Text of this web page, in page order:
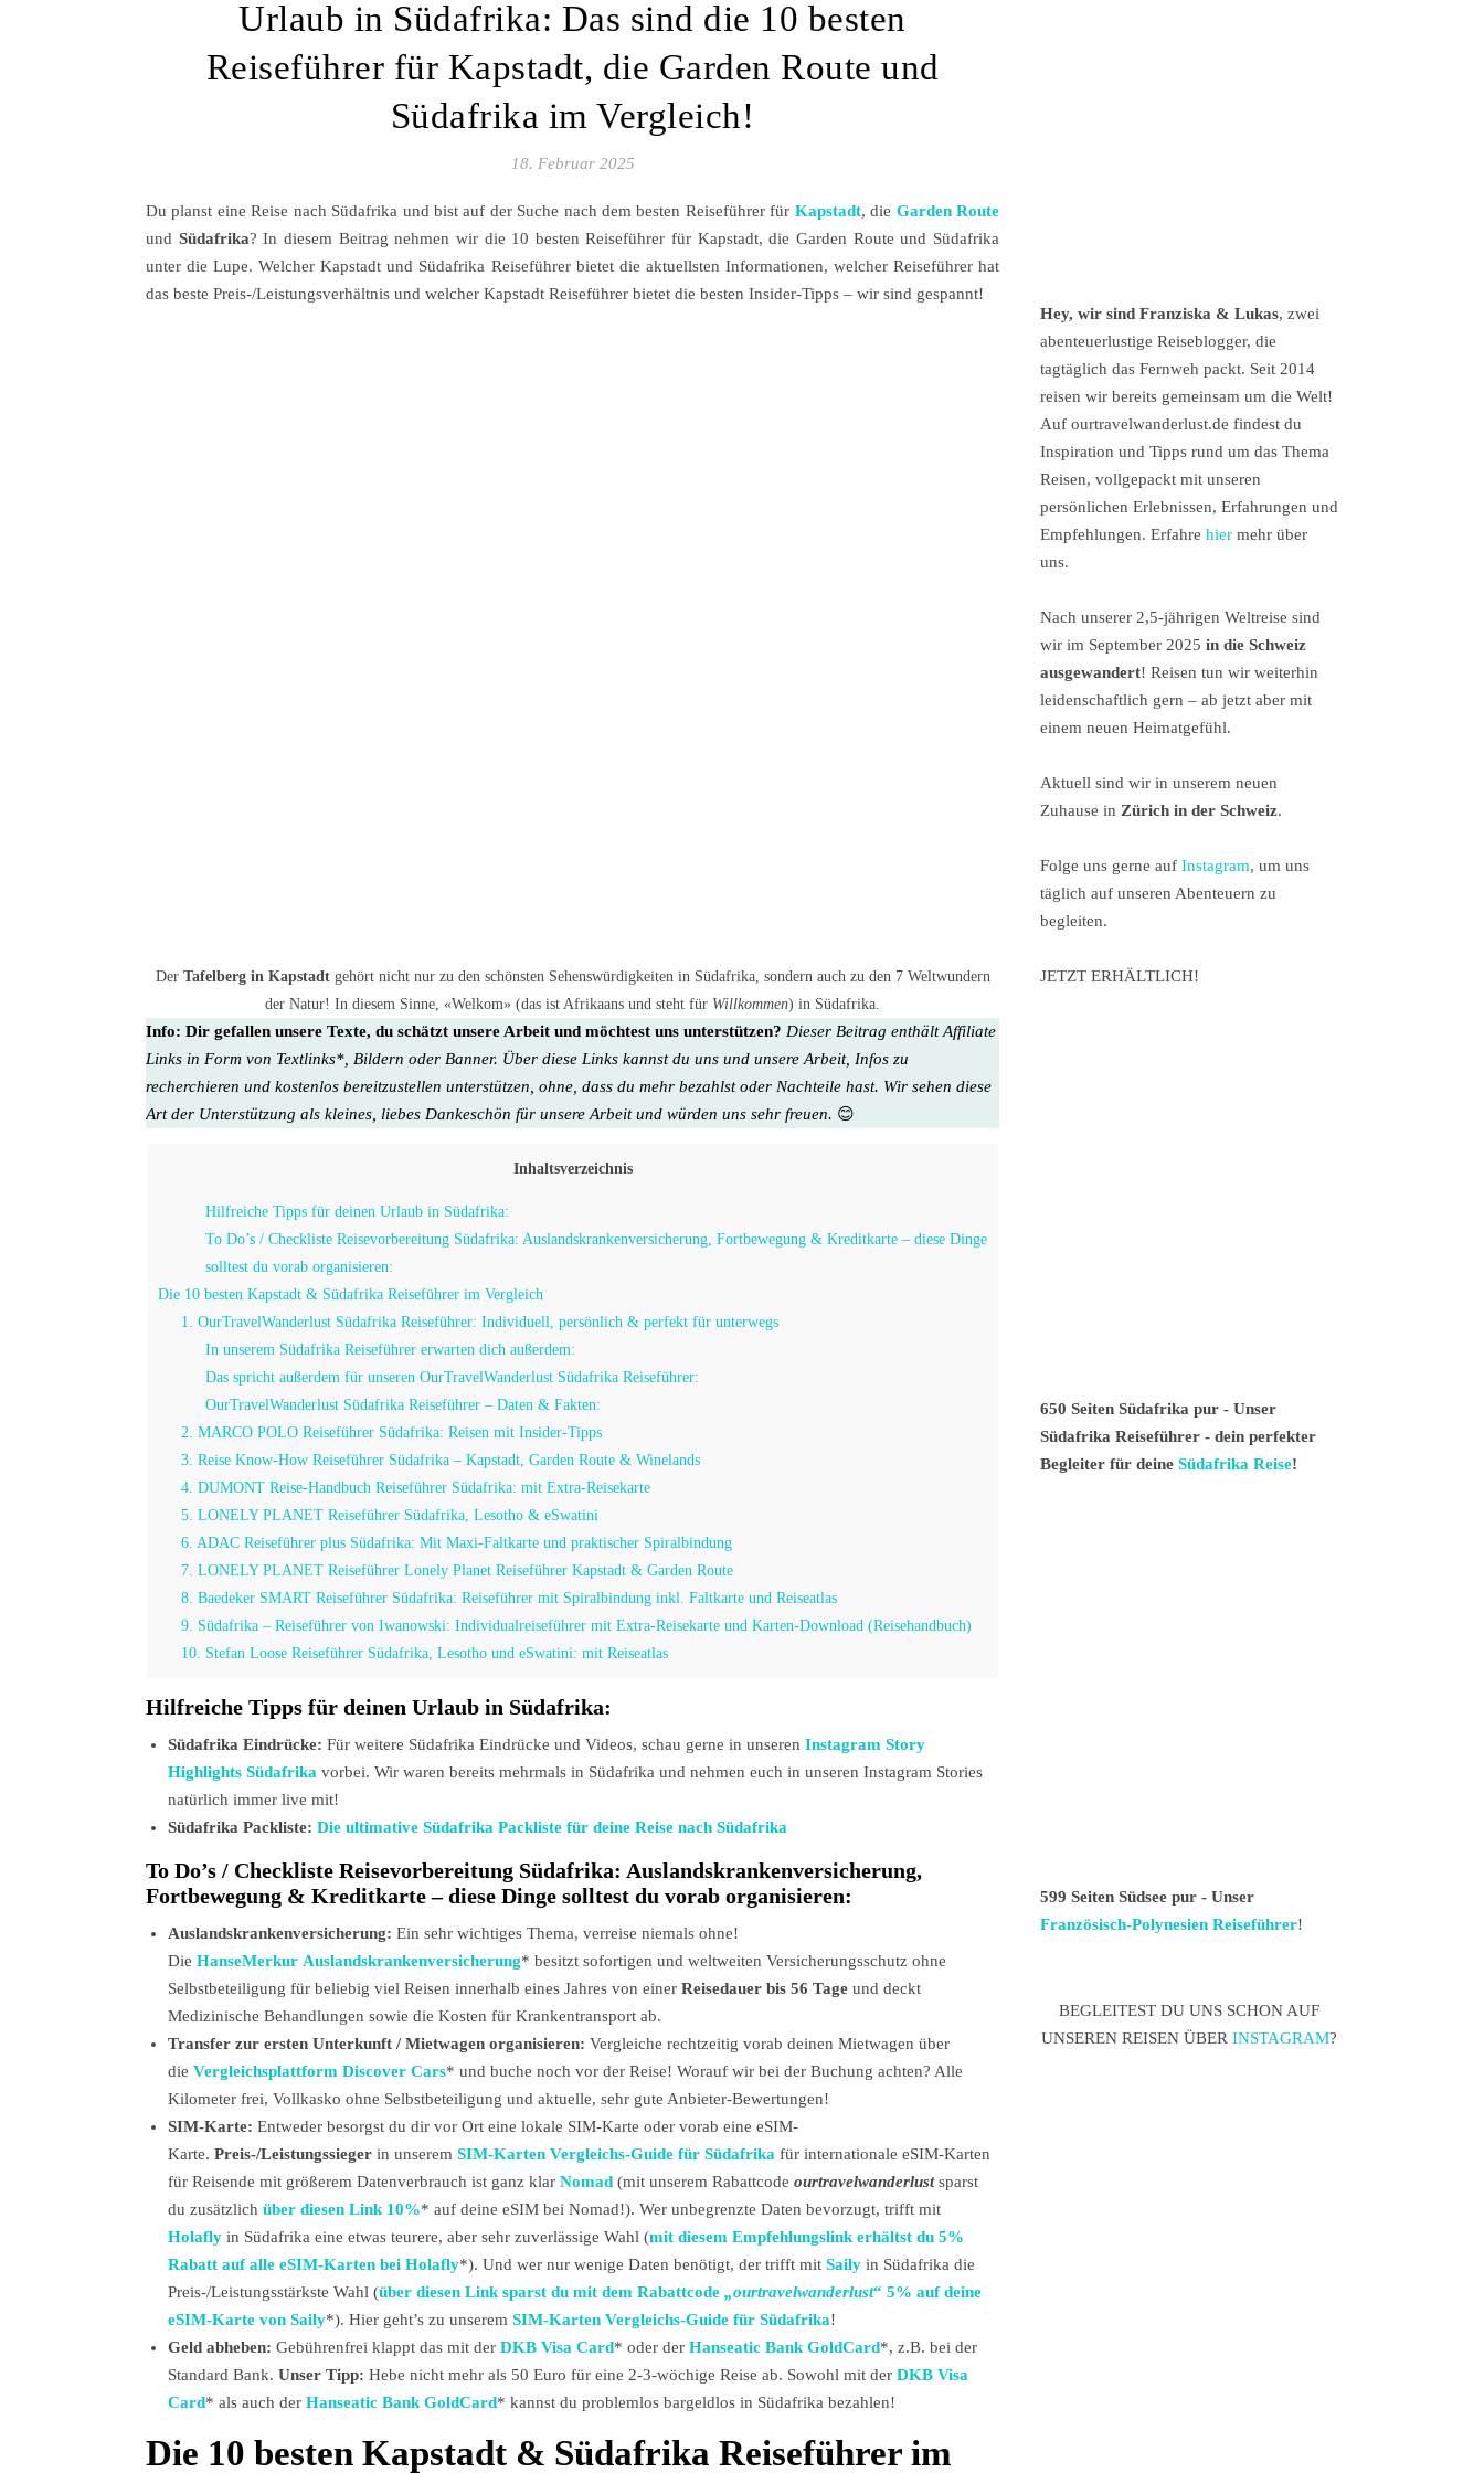
Urlaub in Südafrika: Das sind die 10 besten
Reiseführer für Kapstadt, die Garden Route und
Südafrika im Vergleich!
18. Februar 2025
Du planst eine Reise nach Südafrika und bist auf der Suche nach dem besten Reiseführer für Kapstadt, die Garden Route
und Südafrika? In diesem Beitrag nehmen wir die 10 besten Reiseführer für Kapstadt, die Garden Route und Südafrika
unter die Lupe. Welcher Kapstadt und Südafrika Reiseführer bietet die aktuellsten Informationen, welcher Reiseführer hat
das beste Preis-/Leistungsverhältnis und welcher Kapstadt Reiseführer bietet die besten Insider-Tipps – wir sind gespannt!
Der Tafelberg in Kapstadtgehört nicht nur zu den schönsten Sehenswürdigkeiten in Südafrika, sondern auch zu den 7 Weltwundern
der Natur! In diesem Sinne, «Welkom» (das ist Afrikaans und steht für Willkommen) in Südafrika.
Info: Dir gefallen unsere Texte, du schätzt unsere Arbeit und möchtest uns unterstützen? Dieser Beitrag enthält Affiliate
Links in Form von Textlinks*, Bildern oder Banner. Über diese Links kannst du uns und unsere Arbeit, Infos zu
recherchieren und kostenlos bereitzustellen unterstützen, ohne, dass du mehr bezahlst oder Nachteile hast. Wir sehen diese
Art der Unterstützung als kleines, liebes Dankeschön für unsere Arbeitund würden uns sehr freuen. 😊
Inhaltsverzeichnis
Hilfreiche Tipps für deinen Urlaub in Südafrika:
To Do’s / Checkliste Reisevorbereitung Südafrika: Auslandskrankenversicherung, Fortbewegung & Kreditkarte – diese Dinge
solltest du vorab organisieren:
Die 10 besten Kapstadt & Südafrika Reiseführer im Vergleich
1. OurTravelWanderlust Südafrika Reiseführer: Individuell, persönlich & perfekt für unterwegs
In unserem Südafrika Reiseführer erwarten dich außerdem:
Das spricht außerdem für unseren OurTravelWanderlust Südafrika Reiseführer:
OurTravelWanderlust Südafrika Reiseführer – Daten & Fakten:
2. MARCO POLO Reiseführer Südafrika: Reisen mit Insider-Tipps
3. Reise Know-How Reiseführer Südafrika – Kapstadt, Garden Route & Winelands
4. DUMONT Reise-Handbuch Reiseführer Südafrika: mit Extra-Reisekarte
5. LONELY PLANET Reiseführer Südafrika, Lesotho & eSwatini
6. ADAC Reiseführer plus Südafrika: Mit Maxi-Faltkarte und praktischer Spiralbindung
7. LONELY PLANET Reiseführer Lonely Planet Reiseführer Kapstadt & Garden Route
8. Baedeker SMART Reiseführer Südafrika: Reiseführer mit Spiralbindung inkl. Faltkarte und Reiseatlas
9. Südafrika – Reiseführer von Iwanowski: Individualreiseführer mit Extra-Reisekarte und Karten-Download (Reisehandbuch)
10. Stefan Loose Reiseführer Südafrika, Lesotho und eSwatini: mit Reiseatlas
Hilfreiche Tipps für deinen Urlaub in Südafrika:
Südafrika Eindrücke: Für weitere Südafrika Eindrücke und Videos, schau gerne in unseren Instagram Story
Highlights Südafrika vorbei. Wir waren bereits mehrmals in Südafrika und nehmen euch in unseren Instagram Stories
natürlich immer live mit!
Südafrika Packliste: Die ultimative Südafrika Packliste für deine Reise nach Südafrika
To Do’s / Checkliste Reisevorbereitung Südafrika: Auslandskrankenversicherung,
Fortbewegung & Kreditkarte – diese Dinge solltest du vorab organisieren:
Auslandskrankenversicherung: Ein sehr wichtiges Thema, verreise niemals ohne!
Die HanseMerkur Auslandskrankenversicherung* besitzt sofortigen und weltweiten Versicherungsschutz ohne
Selbstbeteiligung für beliebig viel Reisen innerhalb eines Jahres von einer Reisedauer bis 56 Tage und deckt
Medizinische Behandlungen sowie die Kosten für Krankentransport ab.
Transfer zur ersten Unterkunft / Mietwagen organisieren: Vergleiche rechtzeitig vorab deinen Mietwagen über
die Vergleichsplattform Discover Cars* und buche noch vor der Reise! Worauf wir bei der Buchung achten? Alle
Kilometer frei, Vollkasko ohne Selbstbeteiligung und aktuelle, sehr gute Anbieter-Bewertungen!
SIM-Karte: Entweder besorgst du dir vor Ort eine lokale SIM-Karte oder vorab eine eSIM-
Karte. Preis-/Leistungssieger in unserem SIM-Karten Vergleichs-Guide für Südafrika für internationale eSIM-Karten
für Reisende mit größerem Datenverbrauch ist ganz klar Nomad (mit unserem Rabattcode ourtravelwanderlust sparst
du zusätzlich über diesen Link 10%* auf deine eSIM bei Nomad!). Wer unbegrenzte Daten bevorzugt, trifft mit
Holafly in Südafrika eine etwas teurere, aber sehr zuverlässige Wahl (mit diesem Empfehlungslink erhältst du 5%
Rabatt auf alle eSIM-Karten bei Holafly*). Und wer nur wenige Daten benötigt, der trifft mit Saily in Südafrika die
Preis-/Leistungsstärkste Wahl (über diesen Link sparst du mit dem Rabattcode „ourtravelwanderlust“ 5% auf deine
eSIM-Karte von Saily*). Hier geht’s zu unserem SIM-Karten Vergleichs-Guide für Südafrika!
Geld abheben: Gebührenfrei klappt das mit der DKB Visa Card* oder der Hanseatic Bank GoldCard*, z.B. bei der
Standard Bank. Unser Tipp: Hebe nicht mehr als 50 Euro für eine 2-3-wöchige Reise ab. Sowohl mit der DKB Visa
Card* als auch der Hanseatic Bank GoldCard* kannst du problemlos bargeldlos in Südafrika bezahlen!
Die 10 besten Kapstadt & Südafrika Reiseführer im
Hey, wir sind Franziska & Lukas, zwei
abenteuerlustige Reiseblogger, die
tagtäglich das Fernweh packt. Seit 2014
reisen wir bereits gemeinsam um die Welt!
Auf ourtravelwanderlust.de findest du
Inspiration und Tipps rund um das Thema
Reisen, vollgepackt mit unseren
persönlichen Erlebnissen, Erfahrungen und
Empfehlungen. Erfahre hier mehr über
uns.
Nach unserer 2,5-jährigen Weltreise sind
wir im September 2025 in die Schweiz
ausgewandert! Reisen tun wir weiterhin
leidenschaftlich gern – ab jetzt aber mit
einem neuen Heimatgefühl.
Aktuell sind wir in unserem neuen
Zuhause in Zürich in der Schweiz.
Folge uns gerne auf Instagram, um uns
täglich auf unseren Abenteuern zu
begleiten.
JETZT ERHÄLTLICH!
650 Seiten Südafrika pur - Unser
Südafrika Reiseführer - dein perfekter
Begleiter für deine Südafrika Reise!
599 Seiten Südsee pur - Unser
Französisch-Polynesien Reiseführer!
BEGLEITEST DU UNS SCHON AUF
UNSEREN REISEN ÜBER INSTAGRAM?